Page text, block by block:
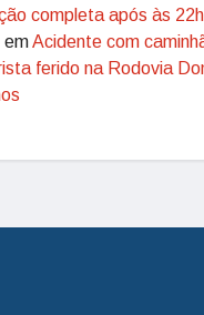
completa após às
emAcidente com
ferido na Rodovia